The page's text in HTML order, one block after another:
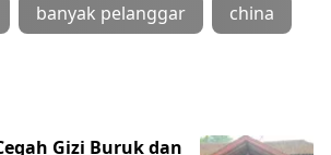
banyak pelanggar china
Gizi Buruk dan